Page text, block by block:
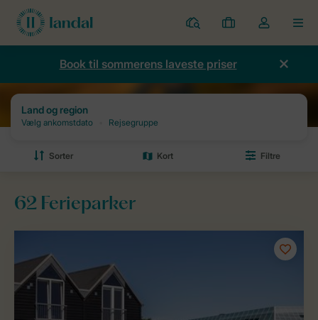
Parker
Mine
bookinger
Toggle
the
dropdown
Book til sommerens laveste priser